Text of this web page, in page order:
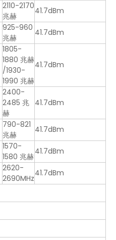
全向无人机探测与反制系统
2110-2170
兆赫
41.7dBm
925-960
兆赫
41.7dBm
1805-
1880 兆赫
/1930-
1990 兆赫
41.7dBm
2400-
2485 兆
赫
41.7dBm
790-821
兆赫
41.7dBm
1570-
1580 兆赫
41.7dBm
2620-
2690MHz
41.7dBm